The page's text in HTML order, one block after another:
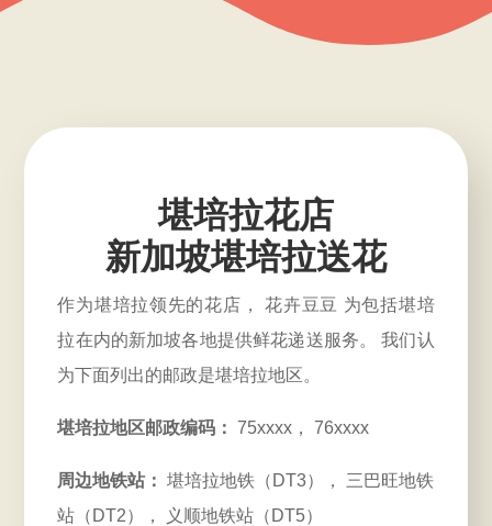
堪培拉花店
新加坡堪培拉送花
作为堪培拉领先的花店， 花卉豆豆 为包括堪培
拉在内的新加坡各地提供鲜花递送服务。 我们认
为下面列出的邮政是堪培拉地区。
堪培拉地区邮政编码： 75xxxx， 76xxxx
周边地铁站： 堪培拉地铁（DT3）， 三巴旺地铁
站（DT2）， 义顺地铁站（DT5）